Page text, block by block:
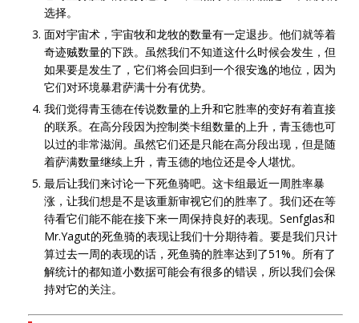
选择。
面对宇宙术，宇宙牧和龙牧的数量有一定退步。他们就等着
奇迹贼数量的下跌。虽然我们不知道这什么时候会发生，但
如果要是发生了，它们将会回归到一个很安逸的地位，因为
它们对环境暴君萨满十分有优势。
我们觉得青玉德在传说数量的上升和它胜率的变好有着直接
的联系。在高分段因为控制类卡组数量的上升，青玉德也可
以过的非常滋润。虽然它们还是只能在高分段出现，但是随
着萨满数量继续上升，青玉德的地位还是令人堪忧。
最后让我们来讨论一下死鱼骑吧。这卡组最近一周胜率暴
涨，让我们想是不是该重新审视它们的胜率了。我们还在等
待看它们能不能在接下来一周保持良好的表现。Senfglas和
Mr.Yagut的死鱼骑的表现让我们十分期待着。要是我们只计
算过去一周的表现的话，死鱼骑的胜率达到了51%。所有了
解统计的都知道小数据可能会有很多的错误，所以我们会保
持对它的关注。